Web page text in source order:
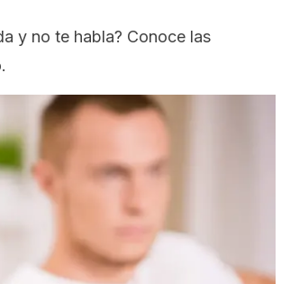
y no te habla? Conoce las